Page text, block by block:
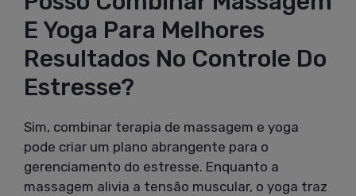
E Yoga Para Melhores
Resultados No Controle Do
Estresse?
Sim, combinar terapia de massagem e yoga
pode criar um plano abrangente para o
gerenciamento do estresse. Enquanto a
massagem alivia a tensão muscular, o yoga traz